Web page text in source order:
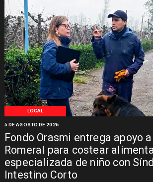
LOCAL
Fondo Orasmi entrega apoyo
Romeral para costear
especializada de niño con
Intestino Corto
5 DE AGOSTO DE 2026